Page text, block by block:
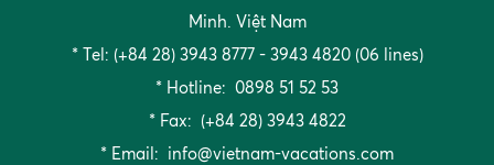
Minh. Việt Nam
* Tel: (+84 28) 3943 8777 - 3943 4820 (06 lines)
* Hotline: 0898 51 52 53
* Fax: (+84 28) 3943 4822
* Email: info@vietnam-vacations.com